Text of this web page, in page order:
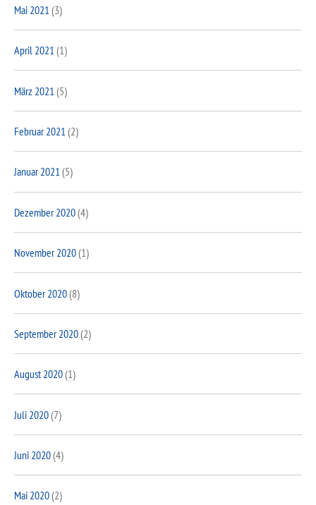
Mai 2021 (3)
April 2021(1)
März 2021 (5)
Februar 2021(2)
Januar 2021(5)
Dezember 2020(4)
November 2020(1)
Oktober 2020(8)
September 2020(2)
August 2020(1)
Juli 2020(7)
Juni 2020(4)
Mai 2020(2)